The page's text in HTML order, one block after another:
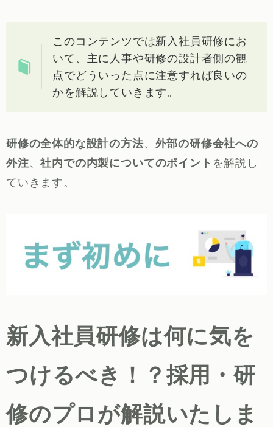
このコンテンツでは新入社員研修にお
いて、主に人事や研修の設計者側の観
点でどういった点に注意すれば良いの
かを解説していきます。
研修の全体的な設計の方法、 外部の研修会社への
外注、社内での内製についてのポイント を解説し
ていきます。
新入社員研修は何に気を
つけるべき！？採用・研
修のプロが解説いたしま